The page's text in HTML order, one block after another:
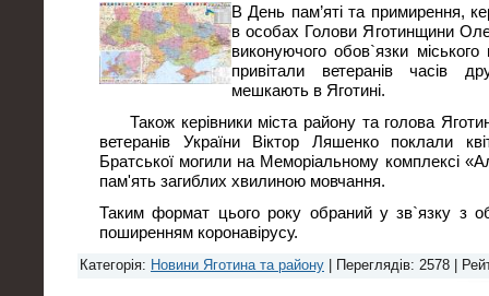
В День пам’яті та примирення,
в особах Голови Яготинщини
виконуючого обов`язки
привітали ветеранів часів
мешкають в Яготині.
Також керівники міста району та голова
ветеранів України Віктор Ляшенко поклали
Братської могили на Меморіальному комплексі
пам'ять загиблих хвилиною мовчання.
Таким формат цього року обраний у зв`язку з
поширенням коронавірусу.
Категорія: Новини Яготина та району Переглядів: 2578 |